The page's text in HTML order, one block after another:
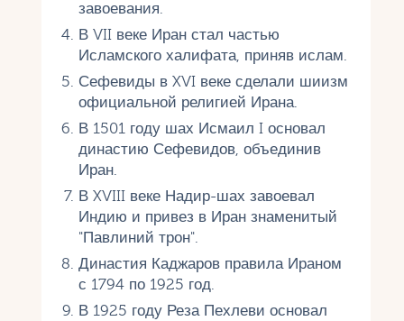
завоевания.
В VII веке Иран стал частью
Исламского халифата, приняв ислам.
Сефевиды в XVI веке сделали шиизм
официальной религией Ирана.
В 1501 году шах Исмаил I основал
династию Сефевидов, объединив
Иран.
В XVIII веке Надир-шах завоевал
Индию и привез в Иран знаменитый
"Павлиний трон".
Династия Каджаров правила Ираном
с 1794 по 1925 год.
В 1925 году Реза Пехлеви основал